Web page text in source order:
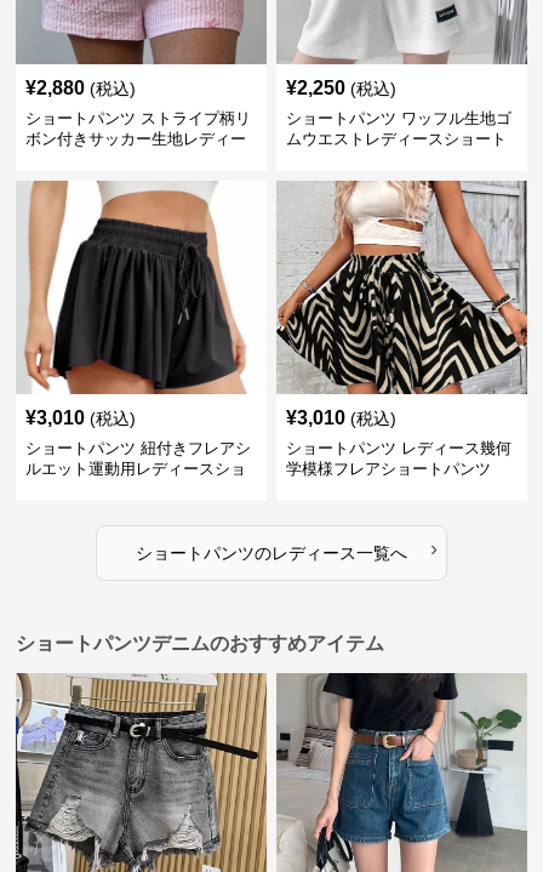
¥2,880 (税込)
ショートパンツ ストライプ柄リ
ボン付きサッカー生地レディー
¥2,250 (税込)
ショートパンツ ワッフル生地ゴ
ムウエストレディースショート
¥3,010 (税込)
ショートパンツ 紐付きフレアシ
ルエット運動用レディースショ
¥3,010 (税込)
ショートパンツ レディース幾何
学模様フレアショートパンツ
ショートパンツのレディース一覧へ ›
ショートパンツデニムのおすすめアイテム